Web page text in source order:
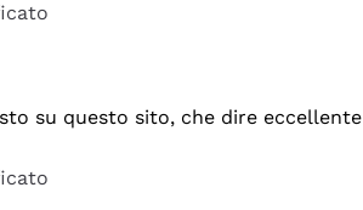
su questo sito, che dire eccellente